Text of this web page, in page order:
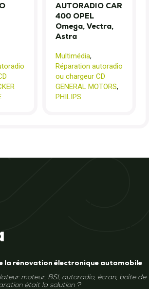
AUTORADIO CAR
400 OPEL
Omega, Vectra,
Astra
Multimédia,
Réparation autoradio
ou chargeur CD
GENERAL MOTORS,
PHILIPS
la rénovation électronique automobile
moteur, BSI, autoradio, écran, boîte de
était la solution ?